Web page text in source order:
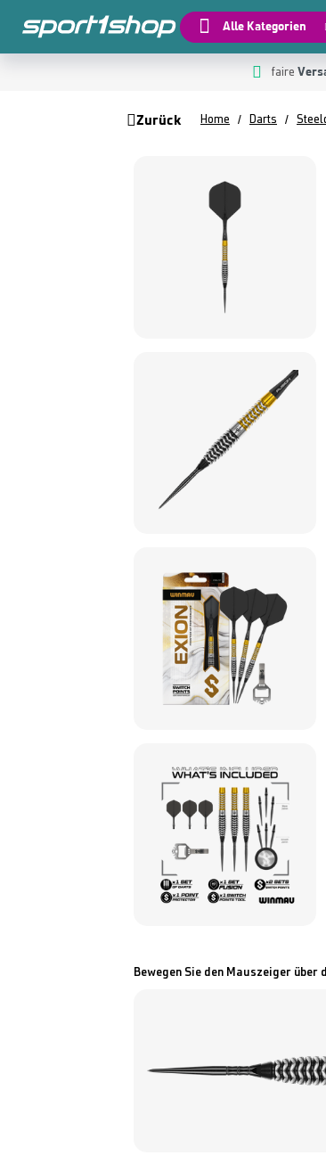
Alle Kategorien
faire
Zurück Home Darts
Bewegen Sie den Mauszeiger